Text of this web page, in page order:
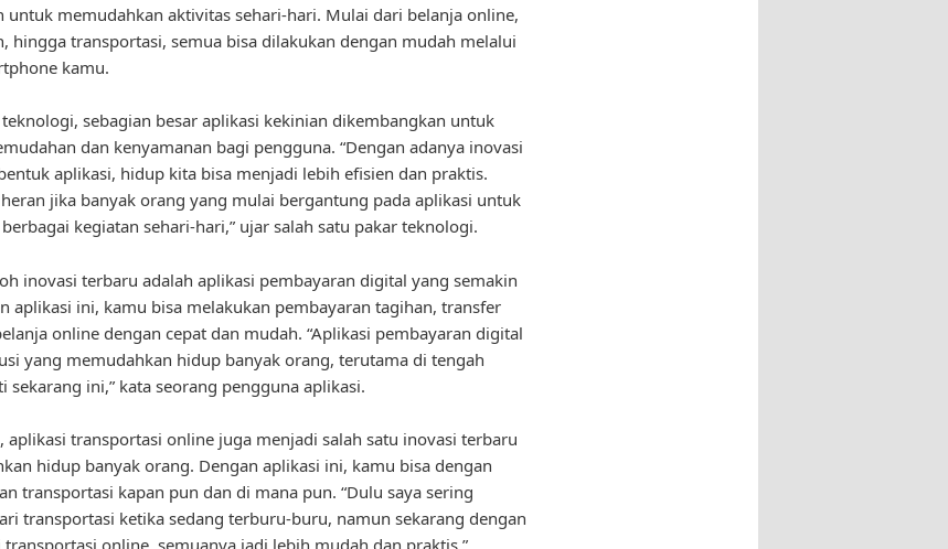
untuk memudahkan aktivitas sehari-hari. Mulai dari belanja online,
hingga transportasi, semua bisa dilakukan dengan mudah melalui
kamu.
sebagian besar aplikasi kekinian dikembangkan untuk
dan kenyamanan bagi pengguna. “Dengan adanya inovasi
aplikasi, hidup kita bisa menjadi lebih efisien dan praktis.
jika banyak orang yang mulai bergantung pada aplikasi untuk
kegiatan sehari-hari,” ujar salah satu pakar teknologi.
inovasi terbaru adalah aplikasi pembayaran digital yang semakin
aplikasi ini, kamu bisa melakukan pembayaran tagihan, transfer
online dengan cepat dan mudah. “Aplikasi pembayaran digital
yang memudahkan hidup banyak orang, terutama di tengah
sekarang ini,” kata seorang pengguna aplikasi.
aplikasi transportasi online juga menjadi salah satu inovasi terbaru
hidup banyak orang. Dengan aplikasi ini, kamu bisa dengan
transportasi kapan pun dan di mana pun. “Dulu saya sering
transportasi ketika sedang terburu-buru, namun sekarang dengan